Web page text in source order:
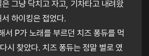
그냥 닥치고 자고, 기차타고 내려왔
하이킹은 접었다.
서 P가 노래를 부르던 치즈 퐁듀를 먹
시 찾았다. 치즈 퐁듀는 정말 별로 였